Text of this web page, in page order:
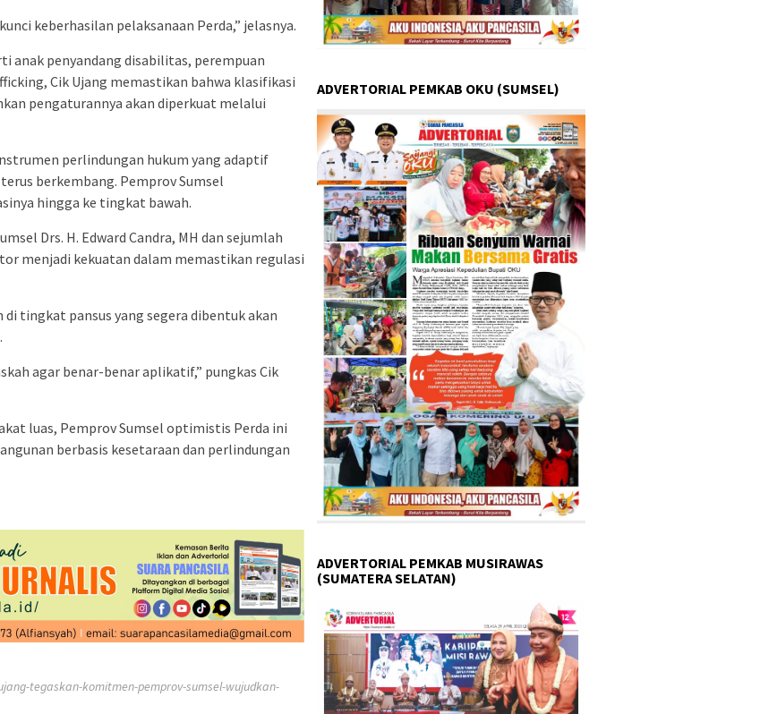
keberhasilan pelaksanaan Perda,” jelasnya.
anak penyandang disabilitas, perempuan
Cik Ujang memastikan bahwa klasifikasi
pengaturannya akan diperkuat melalui
perlindungan hukum yang adaptif
berkembang. Pemprov Sumsel
hingga ke tingkat bawah.
Drs. H. Edward Candra, MH dan sejumlah
menjadi kekuatan dalam memastikan regulasi
tingkat pansus yang segera dibentuk akan
agar benar-benar aplikatif,” pungkas Cik
luas, Pemprov Sumsel optimistis Perda ini
berbasis kesetaraan dan perlindungan
tegaskan-komitmen-pemprov-sumsel-wujudkan-
ADVERTORIAL PEMKAB OKU (SUMSEL)
ADVERTORIAL PEMKAB MUSIRAWAS
(SUMATERA SELATAN)